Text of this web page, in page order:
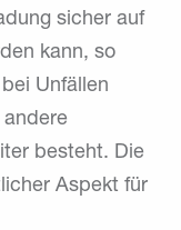
sicher auf
kann, so
Unfällen
besteht. Die
Aspekt für